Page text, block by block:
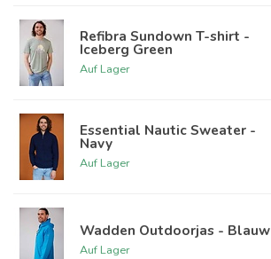
Refibra Sundown T-shirt -
Iceberg Green
Auf Lager
Essential Nautic Sweater -
Navy
Auf Lager
Wadden Outdoorjas - Blauw
Auf Lager